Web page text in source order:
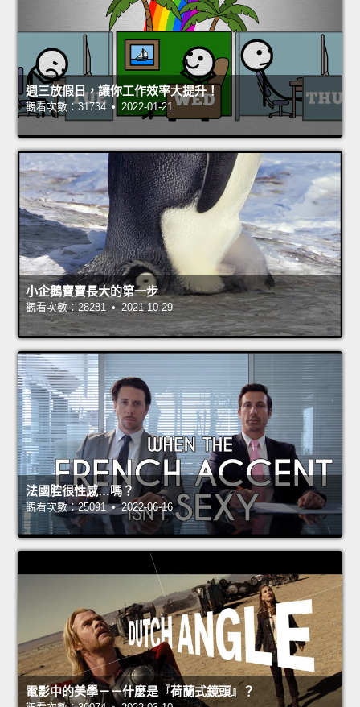
週三放假日，讓你工作效率大提升！
觀看次數：31734 • 2022-01-21
小企鵝寶寶長大的第一步
觀看次數：28281 • 2021-10-29
法國腔很性感…嗎？
觀看次數：25091 • 2022-06-16
電影中的美學－－什麼是『荷蘭式鏡頭』？